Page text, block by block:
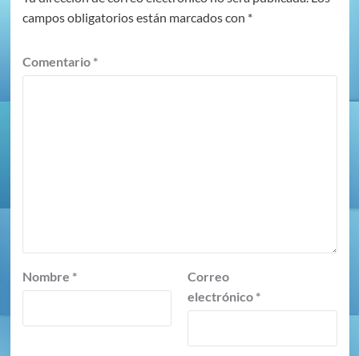
campos obligatorios están marcados con *
Comentario *
Nombre *
Correo
electrónico *